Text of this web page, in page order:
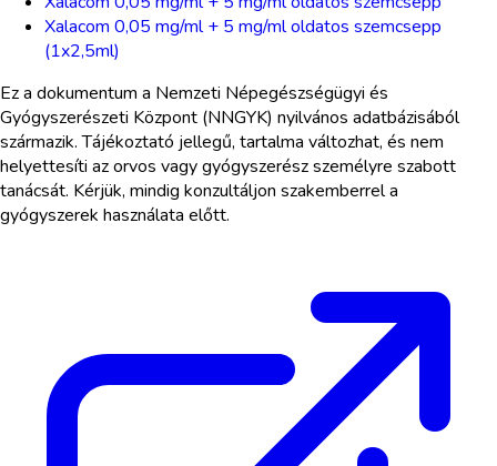
Xalacom 0,05 mg/ml + 5 mg/ml oldatos szemcsepp
(1x2,5ml)
Ez a dokumentum a Nemzeti Népegészségügyi és
Gyógyszerészeti Központ (NNGYK) nyilvános adatbázisából
származik. Tájékoztató jellegű, tartalma változhat, és nem
helyettesíti az orvos vagy gyógyszerész személyre szabott
tanácsát. Kérjük, mindig konzultáljon szakemberrel a
gyógyszerek használata előtt.